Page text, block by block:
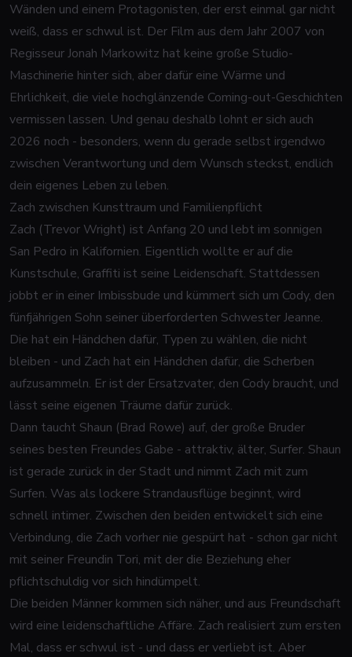
Wänden und einem Protagonisten, der erst einmal gar nicht
weiß, dass er schwul ist. Der Film aus dem Jahr 2007 von
Regisseur Jonah Markowitz hat keine große Studio-
Maschinerie hinter sich, aber dafür eine Wärme und
Ehrlichkeit, die viele hochglänzende Coming-out-Geschichten
vermissen lassen. Und genau deshalb lohnt er sich auch
2026 noch - besonders, wenn du gerade selbst irgendwo
zwischen Verantwortung und dem Wunsch steckst, endlich
dein eigenes Leben zu leben.
Zach zwischen Kunsttraum und Familienpflicht
Zach (Trevor Wright) ist Anfang 20 und lebt im sonnigen
San Pedro in Kalifornien. Eigentlich wollte er auf die
Kunstschule, Graffiti ist seine Leidenschaft. Stattdessen
jobbt er in einer Imbissbude und kümmert sich um Cody, den
fünfjährigen Sohn seiner überforderten Schwester Jeanne.
Die hat ein Händchen dafür, Typen zu wählen, die nicht
bleiben - und Zach hat ein Händchen dafür, die Scherben
aufzusammeln. Er ist der Ersatzvater, den Cody braucht, und
lässt seine eigenen Träume dafür zurück.
Dann taucht Shaun (Brad Rowe) auf, der große Bruder
seines besten Freundes Gabe - attraktiv, älter, Surfer. Shaun
ist gerade zurück in der Stadt und nimmt Zach mit zum
Surfen. Was als lockere Strandausflüge beginnt, wird
schnell intimer. Zwischen den beiden entwickelt sich eine
Verbindung, die Zach vorher nie gespürt hat - schon gar nicht
mit seiner Freundin Tori, mit der die Beziehung eher
pflichtschuldig vor sich hindümpelt.
Die beiden Männer kommen sich näher, und aus Freundschaft
wird eine leidenschaftliche Affäre. Zach realisiert zum ersten
Mal, dass er schwul ist - und dass er verliebt ist. Aber